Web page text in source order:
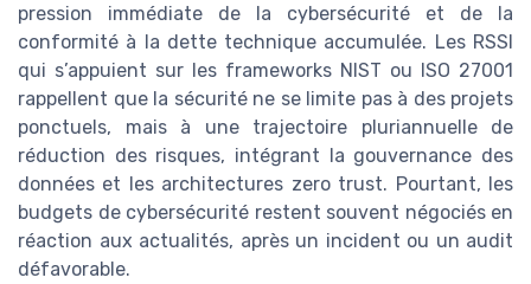
pression immédiate de la cybersécurité et de la
conformité à la dette technique accumulée. Les RSSI
qui s’appuient sur les frameworks NIST ou ISO 27001
rappellent que la sécurité ne se limite pas à des projets
ponctuels, mais à une trajectoire pluriannuelle de
réduction des risques, intégrant la gouvernance des
données et les architectures zero trust. Pourtant, les
budgets de cybersécurité restent souvent négociés en
réaction aux actualités, après un incident ou un audit
défavorable.